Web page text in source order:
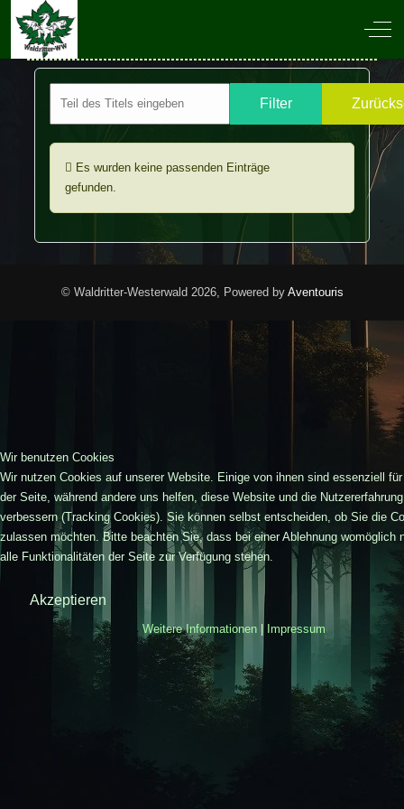
Off-
Filter
Es wurden keine passenden Einträge
gefunden.
© Waldritter-Westerwald 2026, Powered by Aventouris
Wir benutzen Cookies
Wir nutzen Cookies auf unserer Website. Einige von ihnen sind essenziell
der Seite, während andere uns helfen, diese Website und die
verbessern (Tracking Cookies). Sie können selbst entscheiden, ob Sie die
zulassen möchten. Bitte beachten Sie, dass bei einer Ablehnung womöglich
alle Funktionalitäten der Seite zur Verfügung stehen.
Akzeptieren
Weitere Informationen | Impressum